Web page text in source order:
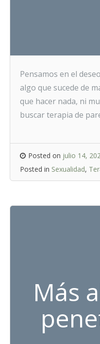
Pensamos en el
algo que sucede de
que hacer nada, ni
buscar terapia de
Posted on julio 14,
Posted in Sexualidad,
Más